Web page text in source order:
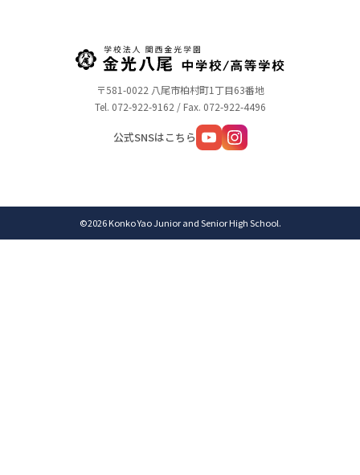
〒581-0022 八尾市柏村町1丁目63番地
Tel. 072-922-9162 / Fax. 072-922-4496
公式SNSはこちら
©2026 Konko Yao Junior and Senior High School.